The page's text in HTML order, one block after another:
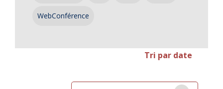
WebConférence
Tri par date